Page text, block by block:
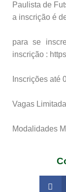
Paulista de
a inscrição é
para se
inscrição :
Inscrições até
Vagas
Modalidades